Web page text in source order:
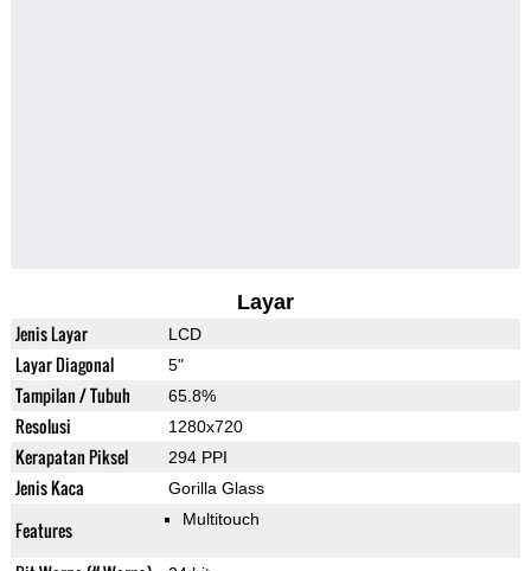
Layar
Jenis Layar LCD
Layar Diagonal 5"
Tampilan / Tubuh 65.8%
Resolusi 1280x720
Kerapatan Piksel 294 PPI
Jenis Kaca Gorilla Glass
Features Multitouch